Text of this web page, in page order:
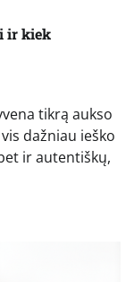
ir kiek
tikrą aukso
dažniau ieško
ir autentiškų,